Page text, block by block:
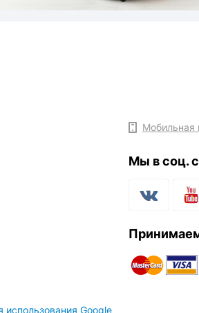
Мобильная
Мы в соц.
использования Google